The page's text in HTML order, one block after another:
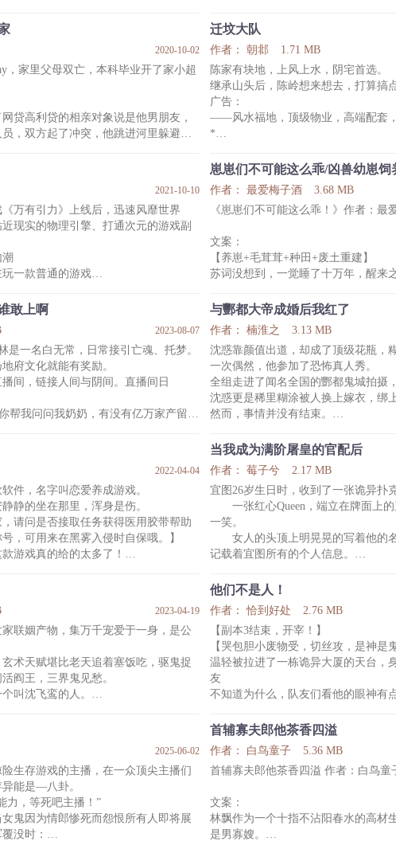
烦事找上门来，他只能重操旧业捋起
斗样样行，要问他有什么烦恼——
，我其实怀疑他中看不中用，有点儿不
先不论这个世界有多奇怪、多危险，
变回人了！
◆受是颜寄云，攻是主人祁枫；无限
文，篇幅比较长，感情戏巨巨巨慢，
◆本文
2020-10-02
，家里父母双亡，本科毕业开了家小超
贷高利贷的相亲对象说是他男朋友，
，双方起了冲突，他跳进河里躲避时
？
养殖场！
规及动物保护名单与现实世界有所区
规
任
迁坟大队
作者： 朝邶 1.71 MB
陈家有块地，上风上水，阴宅首选。
继承山头后，陈岭想来想去，打算搞
广告：
——风水福地，顶级物业，高端配套
*
死了不知多少年的老祖宗，突然托梦
陈岭接下这笔单子，成功将骨灰埋进
总听见有人在耳边说：“迁了我的坟
1、心眼比针小鬼界大佬攻x胆比天肥
2、单元故事，灵异文，不恐怖，开
2021-10-10
万有引力》上线后，迅速风靡世界
实的物理引擎、打通次元的游戏副
一款普通的游戏
等待，程序可能会响应】
人受x外热内冷略疯批美人攻，双控
是不秃（
崽崽们不可能这么乖/凶兽幼崽饲
作者： 最爱梅子酒 3.68 MB
《崽崽们不可能这么乖！》作者：最
文案：
【养崽+毛茸茸+种田+废土重建】
苏词没想到，一觉睡了十万年，醒来
而最最最离谱的是，他自己也变了。
变成了一个育崽所的饲养员？
饲养员的工作内容如下：每天投喂三
写成长记录……
苏词看了一眼，就随手把员工手册扔了
哪里需要这么麻烦？
-
传闻中，狱星上有一座育崽所，里面
敢上啊
2023-08-07
是一名白无常，日常接引亡魂、托梦。
府文化就能有奖励。
间，链接人间与阴间。直播间日
帮我问问我奶奶，有没有亿万家产留给
快给他科普一下地狱。”……作死？搞
与酆都大帝成婚后我红了
作者： 楠淮之 3.13 MB
沈惑靠颜值出道，却成了顶级花瓶，
一次偶然，他参加了恐怖真人秀。
全组走进了闻名全国的酆都鬼城拍摄
沈惑更是稀里糊涂被人换上嫁衣，绑
然而，事情并没有结束。
众也吓得连忙捂住小被子。
只有沈惑面不改色，拿起一旁的化妆
姐，你妆花了，我给你补补。”
所有人：“？！”
直播间里的观众：“这他喵，哪是花
然后，女鬼真的乖巧坐着
2022-04-04
件，名字叫恋爱养成游戏。
静的坐在那里，浑身是伤。
，请问是否接取任务获得医用胶带帮助
，可用来在黑雾入侵时自保哦。】
游戏真的给的太多了！
给了无数的关怀。
，背地里却发疯般的想要找到那个
，自己的桌子上出现了食物
当我成为满阶屠皇的官配后
作者： 莓子兮 2.17 MB
宜图26岁生日时，收到了一张诡异扑
一张红心Queen，端立在牌面上的
一笑。
女人的头顶上明晃晃的写着他的
记载着宜图所有的个人信息。
年龄：26
能力等级：Q
配偶：黑桃king
宜图一愣，配、配……偶？
玩游戏么，送老攻的那种哦。
二
四座高耸挺拔的A字塔，伫立在绝
而宜图身边站着的挺拔男人，和最
2023-04-19
联姻产物，集万千宠爱于一身，是公
术天赋堪比老天追着塞饭吃，驱鬼捉
阎王，三界鬼见愁。
叫沈飞鸾的人。
等等几乎所有排的上名号的玄门世家
的倒霉蛋。
倒霉，所以号称人间小霉神。
，以求逆天改
他们不是人！
作者： 恰到好处 2.76 MB
【副本3结束，开宰！】
【哭包胆小废物受，切丝攻，是神是
温轻被拉进了一栋诡异大厦的天台，
友
不知道为什么，队友们看他的眼神有
温轻小声说：“那个……我是人。”
说完，队友们看他的眼神更奇怪了。
温轻：？？？
你们不是人吗？
*
历尽艰难通过第一个副本，温轻拿到
系统：【所有非人类都会对你心生好
2025-06-02
生存游戏的主播，在一众顶尖主播们
能是—八卦。
力，等死吧主播！”
鬼因为情郎惨死而怨恨所有人即将展
没时：
首辅寡夫郎他茶香四溢
作者： 白鸟童子 5.36 MB
首辅寡夫郎他茶香四溢 作者：白鸟童
文案：
林飘作为一个十指不沾阳春水的高材
是男寡嫂。